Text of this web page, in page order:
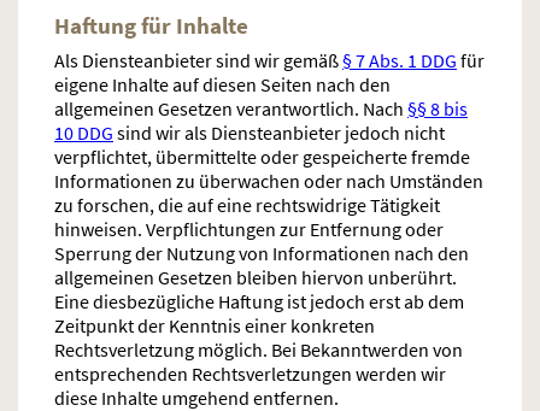
Haftung für Inhalte
Als Diensteanbieter sind wir gemäß§ 7 Abs. 1 DDG für
eigene Inhalte auf diesen Seiten nach den
allgemeinen Gesetzen verantwortlich. Nach §§ 8 bis
10 DDG sind wir als Diensteanbieter jedoch nicht
verpflichtet, übermittelte oder gespeicherte fremde
Informationen zu überwachen oder nach Umständen
zu forschen, die auf eine rechtswidrige Tätigkeit
hinweisen. Verpflichtungen zur Entfernung oder
Sperrung der Nutzung von Informationen nach den
allgemeinen Gesetzen bleiben hiervon unberührt.
Eine diesbezügliche Haftung ist jedoch erst ab dem
Zeitpunkt der Kenntnis einer konkreten
Rechtsverletzung möglich. Bei Bekanntwerden von
entsprechenden Rechtsverletzungen werden wir
diese Inhalte umgehend entfernen.